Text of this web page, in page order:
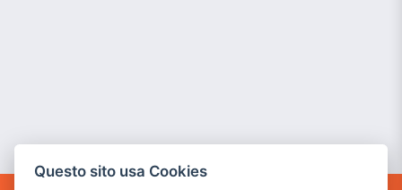
Questo sito usa Cookies